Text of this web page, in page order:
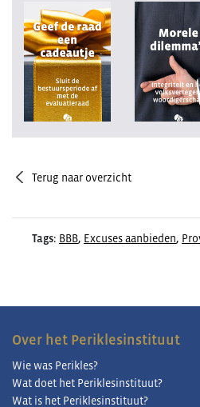
Terug naar overzicht
Tags: BBB, Excuses aanbieden,
Over het Periklesinstituut
Wie was Perikles?
Wat doet het Periklesinstituut?
Wat is het Periklesinstituut?